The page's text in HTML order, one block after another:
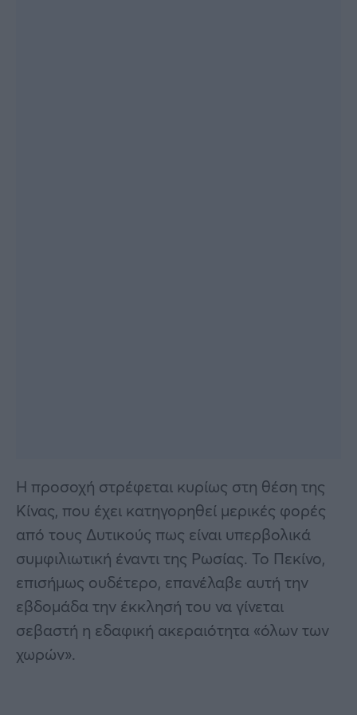
Η προσοχή στρέφεται κυρίως στη θέση της
Κίνας, που έχει κατηγορηθεί μερικές φορές
από τους Δυτικούς πως είναι υπερβολικά
συμφιλιωτική έναντι της Ρωσίας. Το Πεκίνο,
επισήμως ουδέτερο, επανέλαβε αυτή την
εβδομάδα την έκκλησή του να γίνεται
σεβαστή η εδαφική ακεραιότητα «όλων των
χωρών».